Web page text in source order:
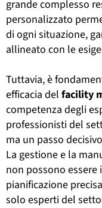
grande complesso
personalizzato
di ogni situazione,
allineato con le
Tuttavia, è
efficacia del facility
competenza degli
professionisti del
ma un passo
La gestione e la
non possono
pianificazione
solo esperti del